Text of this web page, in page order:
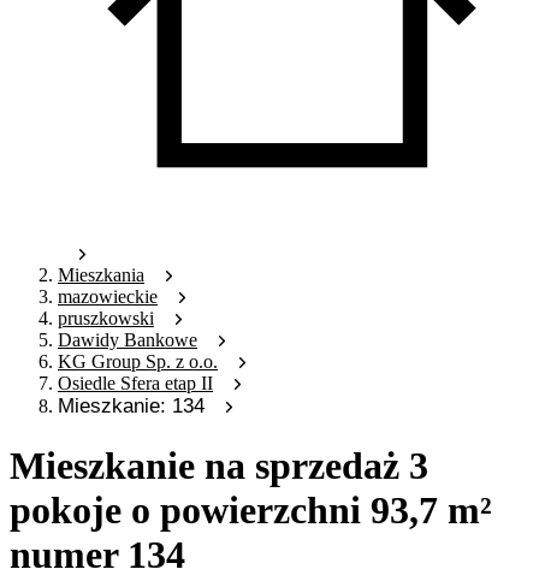
Mieszkania
mazowieckie
pruszkowski
Dawidy Bankowe
KG Group Sp. z o.o.
Osiedle Sfera etap II
Mieszkanie: 134
Mieszkanie na sprzedaż 3
pokoje o powierzchni 93,7 m²
numer 134